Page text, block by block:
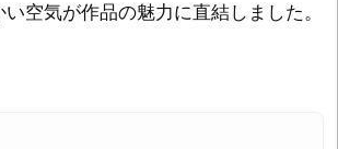
空気が作品の魅力に直結しました。